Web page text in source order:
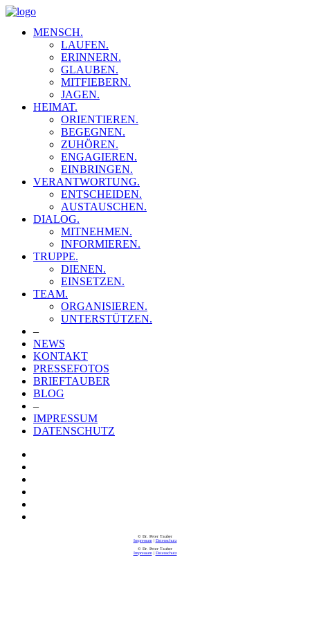
MENSCH.
LAUFEN.
ERINNERN.
GLAUBEN.
MITFIEBERN.
JAGEN.
HEIMAT.
ORIENTIEREN.
BEGEGNEN.
ZUHÖREN.
ENGAGIEREN.
EINBRINGEN.
VERANTWORTUNG.
ENTSCHEIDEN.
AUSTAUSCHEN.
DIALOG.
MITNEHMEN.
INFORMIEREN.
TRUPPE.
DIENEN.
EINSETZEN.
TEAM.
ORGANISIEREN.
UNTERSTÜTZEN.
–
NEWS
KONTAKT
PRESSEFOTOS
BRIEFTAUBER
BLOG
–
IMPRESSUM
DATENSCHUTZ
© Dr. Peter Tauber
Impressum| Datenschutz
© Dr. Peter Tauber
Impressum| Datenschutz